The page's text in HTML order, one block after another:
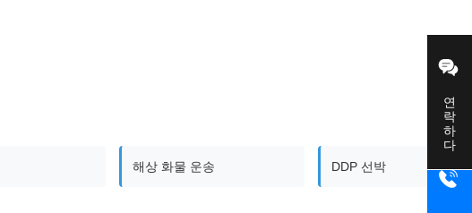
연락하다
해상 화물 운송 DDP 선박